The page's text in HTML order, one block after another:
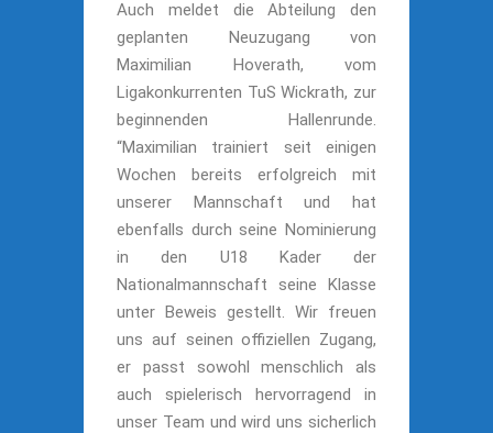
Auch meldet die Abteilung den
geplanten Neuzugang von
Maximilian Hoverath, vom
Ligakonkurrenten TuS Wickrath, zur
beginnenden Hallenrunde.
“Maximilian trainiert seit einigen
Wochen bereits erfolgreich mit
unserer Mannschaft und hat
ebenfalls durch seine Nominierung
in den U18 Kader der
Nationalmannschaft seine Klasse
unter Beweis gestellt. Wir freuen
uns auf seinen offiziellen Zugang,
er passt sowohl menschlich als
auch spielerisch hervorragend in
unser Team und wird uns sicherlich